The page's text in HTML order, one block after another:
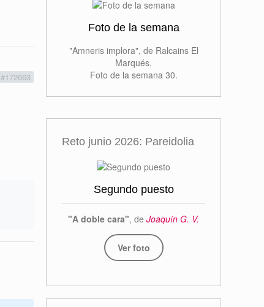
#172663
Foto de la semana
"Amneris implora", de Ralcains El
Marqués.
Foto de la semana 30.
Reto junio 2026: Pareidolia
Segundo puesto
"A doble cara", de Joaquín G. V.
Ver foto